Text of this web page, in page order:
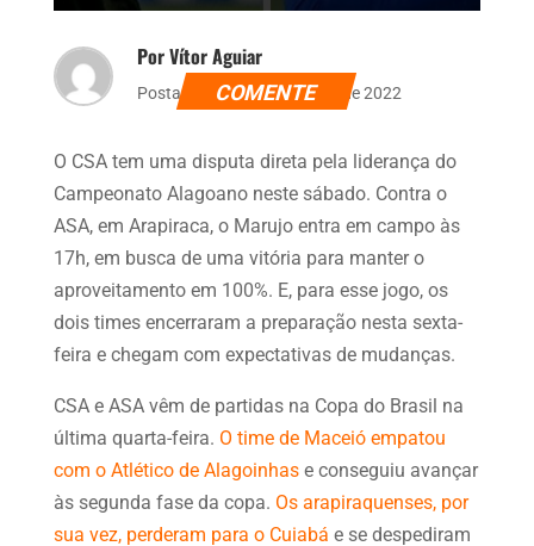
Por Vítor Aguiar
Postado dia 25 de fevereiro de 2022
COMENTE
O CSA tem uma disputa direta pela liderança do
Campeonato Alagoano neste sábado. Contra o
ASA, em Arapiraca, o Marujo entra em campo às
17h, em busca de uma vitória para manter o
aproveitamento em 100%. E, para esse jogo, os
dois times encerraram a preparação nesta sexta-
feira e chegam com expectativas de mudanças.
CSA e ASA vêm de partidas na Copa do Brasil na
última quarta-feira. O time de Maceió empatou
com o Atlético de Alagoinhase conseguiu avançar
às segunda fase da copa. Os arapiraquenses, por
sua vez, perderam para o Cuiabá e se despediram